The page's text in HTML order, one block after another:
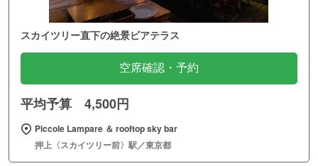
スカイツリー直下の絶景ビアテラス
空席確認・予約
平均予算 4,500円
Piccole Lampare ＆ rooftop sky bar
押上〈スカイツリー前〉駅／東京都